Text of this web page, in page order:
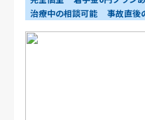
治療中の相談可能
事故直後